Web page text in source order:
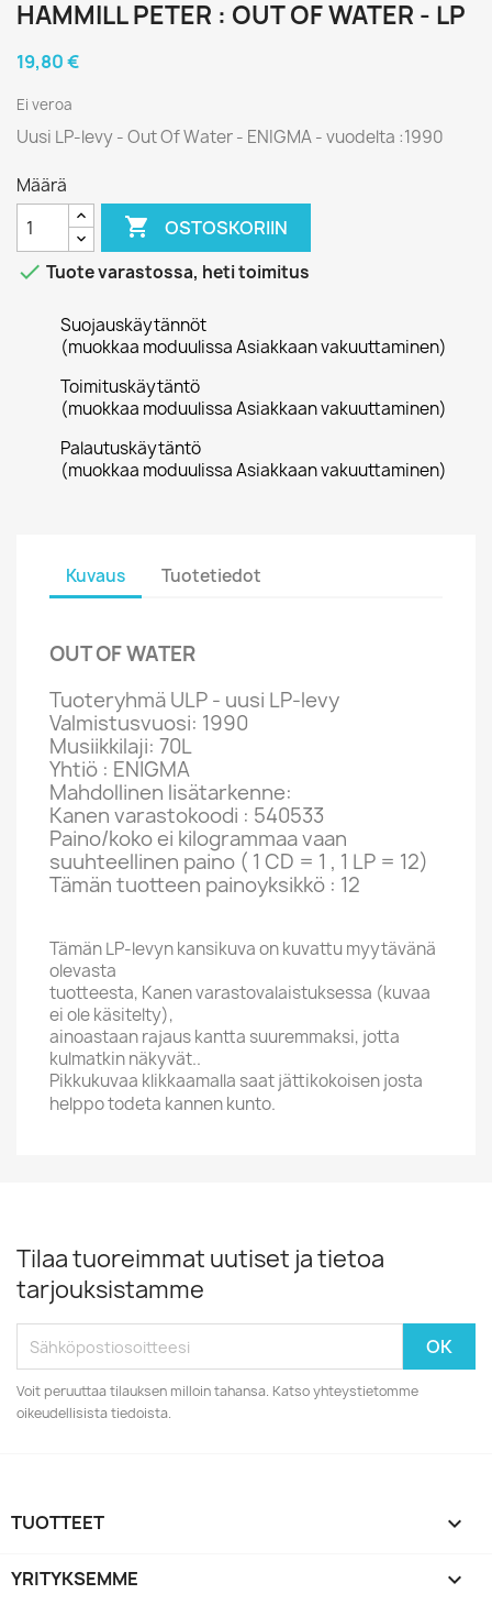
HAMMILL PETER : OUT OF WATER - LP
19,80 €
Ei veroa
Uusi LP-levy - Out Of Water - ENIGMA - vuodelta :1990
Määrä
 OSTOSKORIIN
 Tuote varastossa, heti toimitus
Suojauskäytännöt
(muokkaa moduulissa Asiakkaan vakuuttaminen)
Toimituskäytäntö
(muokkaa moduulissa Asiakkaan vakuuttaminen)
Palautuskäytäntö
(muokkaa moduulissa Asiakkaan vakuuttaminen)
Kuvaus Tuotetiedot
OUT OF WATER
Tuoteryhmä ULP - uusi LP-levy
Valmistusvuosi: 1990
Musiikkilaji: 70L
Yhtiö : ENIGMA
Mahdollinen lisätarkenne:
Kanen varastokoodi : 540533
Paino/koko ei kilogrammaa vaan
suuhteellinen paino ( 1 CD = 1 , 1 LP = 12)
Tämän tuotteen painoyksikkö : 12
Tämän LP-levyn kansikuva on kuvattu myytävänä
olevasta
tuotteesta, Kanen varastovalaistuksessa (kuvaa
ei ole käsitelty),
ainoastaan rajaus kantta suuremmaksi, jotta
kulmatkin näkyvät..
Pikkukuvaa klikkaamalla saat jättikokoisen josta
helppo todeta kannen kunto.
Tilaa tuoreimmat uutiset ja tietoa
tarjouksistamme
Voit peruuttaa tilauksen milloin tahansa. Katso yhteystietomme
oikeudellisista tiedoista.
TUOTTEET 
YRITYKSEMME 